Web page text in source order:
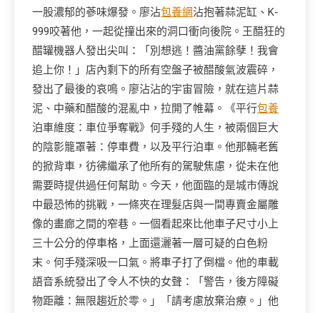
一股濃郁的蔘味爆發。廖沾包養網沾抱著蒜泥缸、K-
999咬著他，一起從撞出來的洞口衝向後院。王醋狂的
醋罐機器人發出尖叫：「別想逃！醬油黨餘孽！我會
追上你！」店內剩下的所有空盤子被醋酸氣波震碎，
發出了最後的哀鳴。廖沾沾的宇宙冒險，就在這片蒜
泥、中藥和醋酸的混亂中，拉開了帷幕。《平行包養
泊車維度：車位爭奪戰》何手殘的人生，被兩個巨大
的陰影籠罩著：停車費，以及平行泊車。他那輛老舊
的掀背車，彷彿繼承了他所有的駕駛焦慮，從未在他
需要時提供過任何幫助。今天，他面臨的是城市傳說
中最恐怖的挑戰，一條夾在理髮店與一間專賣金屬雕
像的畫廊之間的窄巷。一個看起來比他車子尺寸小上
三十公分的停車格，上面還灑著一層可疑的白色粉
末。何手殘深吸一口氣。將車子打了倒檔。他的車載
語音系統發出了令人不快的女聲：「警告，後方障礙
物距離：無限趨近於零。」「請考慮放棄治療。」他